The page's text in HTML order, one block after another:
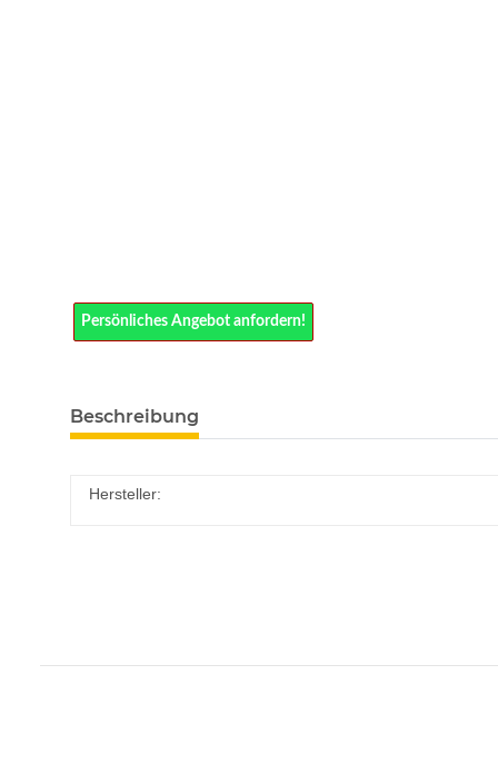
Persönliches Angebot anfordern!
Beschreibung
Hersteller: